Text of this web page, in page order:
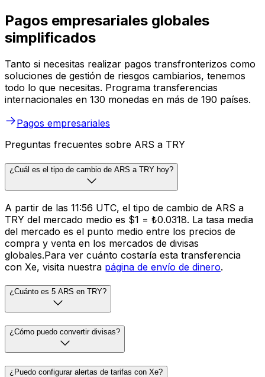
Pagos empresariales globales
simplificados
Tanto si necesitas realizar pagos transfronterizos como
soluciones de gestión de riesgos cambiarios, tenemos
todo lo que necesitas. Programa transferencias
internacionales en 130 monedas en más de 190 países.
Pagos empresariales
Preguntas frecuentes sobre ARS a TRY
¿Cuál es el tipo de cambio de ARS a TRY hoy?
A partir de las 11:56 UTC, el tipo de cambio de ARS a
TRY del mercado medio es $1 = ₺0.0318. La tasa media
del mercado es el punto medio entre los precios de
compra y venta en los mercados de divisas
globales.Para ver cuánto costaría esta transferencia
con Xe, visita nuestra página de envío de dinero.
¿Cuánto es 5 ARS en TRY?
¿Cómo puedo convertir divisas?
¿Puedo configurar alertas de tarifas con Xe?